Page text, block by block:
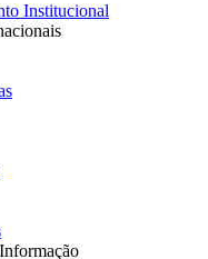
Institucional